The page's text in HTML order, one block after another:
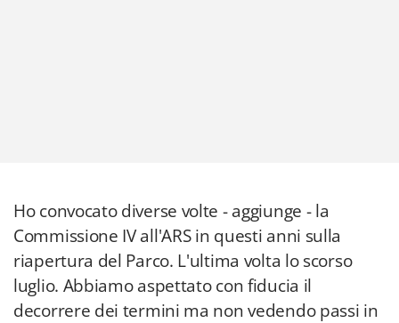
Ho convocato diverse volte - aggiunge - la
Commissione IV all'ARS in questi anni sulla
riapertura del Parco. L'ultima volta lo scorso
luglio. Abbiamo aspettato con fiducia il
decorrere dei termini ma non vedendo passi in